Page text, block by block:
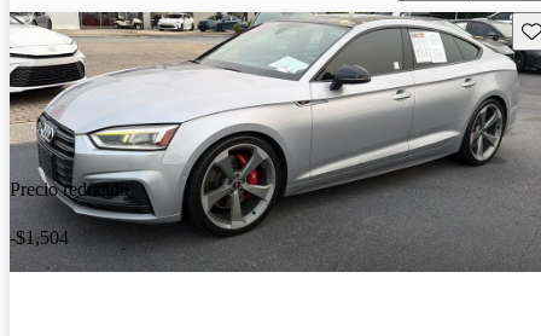
Precio reducido
-$1,504